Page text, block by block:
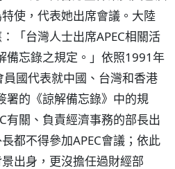
使，代表她出席會議。大陸
「台灣人士出席APEC相關活
備忘錄之規定。」依照1991年
員國代表就中國、台灣和香港
署的《諒解備忘錄》中的規
有關、負責經濟事務的部長出
都不得參加APEC會議；依此
出身，更沒擔任過財經部